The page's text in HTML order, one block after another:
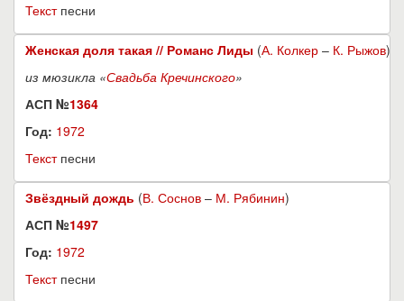
Текстпесни
Женская доля такая // Романс Лиды (А. Колкер – К. Рыжов)
из мюзикла «Свадьба Кречинского»
АСП №1364
Год: 1972
Текстпесни
Звёздный дождь (В. Соснов – М. Рябинин)
АСП №1497
Год: 1972
Текстпесни